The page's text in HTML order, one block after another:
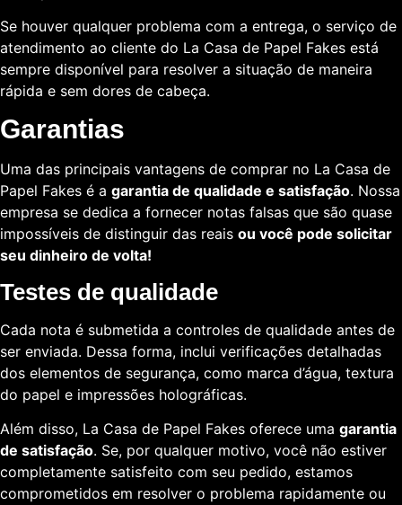
Se houver qualquer problema com a entrega, o serviço de
atendimento ao cliente do La Casa de Papel Fakes está
sempre disponível para resolver a situação de maneira
rápida e sem dores de cabeça.
Garantias
Uma das principais vantagens de comprar no La Casa de
Papel Fakes é a garantia de qualidade e satisfação. Nossa
empresa se dedica a fornecer notas falsas que são quase
impossíveis de distinguir das reais ou você pode solicitar
seu dinheiro de volta!
Testes de qualidade
Cada nota é submetida a controles de qualidade antes de
ser enviada. Dessa forma, inclui verificações detalhadas
dos elementos de segurança, como marca d’água, textura
do papel e impressões holográficas.
Além disso, La Casa de Papel Fakes oferece uma garantia
de satisfação. Se, por qualquer motivo, você não estiver
completamente satisfeito com seu pedido, estamos
comprometidos em resolver o problema rapidamente ou